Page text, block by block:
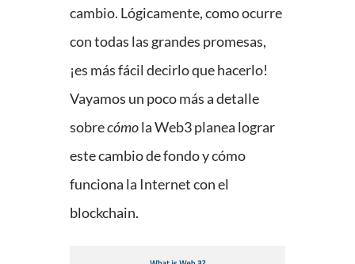
cambio. Lógicamente, como ocurre
con todas las grandes promesas,
¡es más fácil decirlo que hacerlo!
Vayamos un poco más a detalle
sobrecómola Web3 planea lograr
este cambio de fondo y cómo
funciona la Internet con el
blockchain.